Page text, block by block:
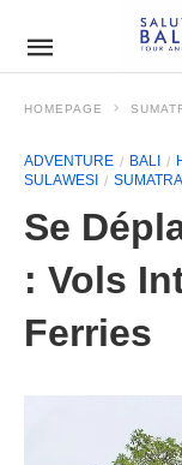
HOMEPAGE
ADVENTURE BALI
SULAWESI
SUMATRA
Se
: Vols
Ferries